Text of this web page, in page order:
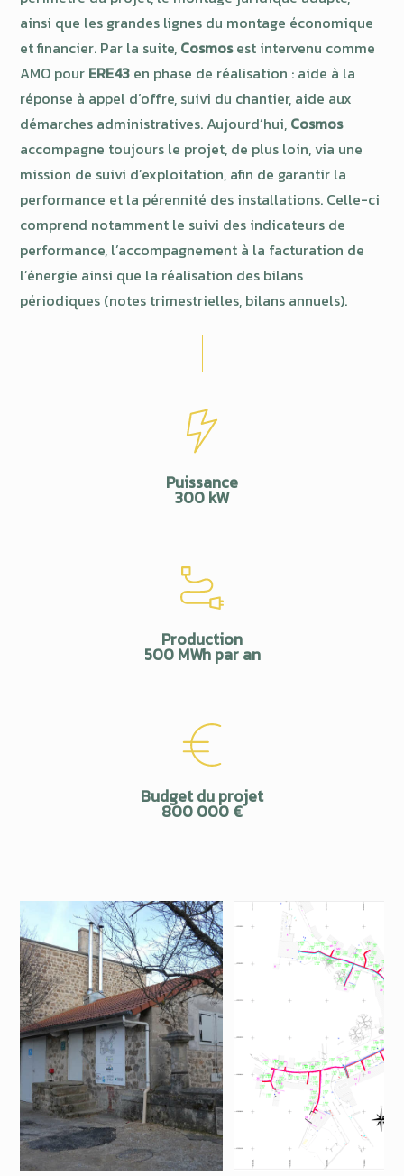
ainsi que les grandes lignes du montage économique
et financier. Par la suite, Cosmosest intervenu comme
AMO pour ERE43 en phase de réalisation : aide à la
réponse à appel d’offre, suivi du chantier, aide aux
démarches administratives. Aujourd’hui, Cosmos
accompagne toujours le projet, de plus loin, via une
mission de suivi d’exploitation, afin de garantir la
performance et la pérennité des installations. Celle-ci
comprend notamment le suivi des indicateurs de
performance, l’accompagnement à la facturation de
l’énergie ainsi que la réalisation des bilans
périodiques (notes trimestrielles, bilans annuels).
Puissance
300 kW
Production
500 MWh par an
Budget du projet
800 000 €